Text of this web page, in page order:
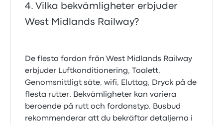
Vilka bekvämligheter erbjuder
West Midlands Railway?
De flesta fordon från West Midlands Railway
erbjuder Luftkonditionering, Toalett,
Genomsnittligt säte, wifi, Eluttag, Dryck på de
flesta rutter. Bekvämligheter kan variera
beroende på rutt och fordonstyp. Busbud
rekommenderar att du bekräftar detaljerna i